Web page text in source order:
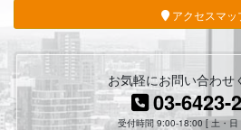
アクセスマッ
お気軽にお問い合わせ
03-6423-
受付時間 9:00-18:00 [ 土・日